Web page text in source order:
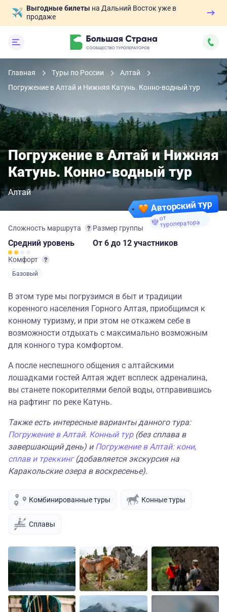
Выгодные билеты на Дальний Восток уже в
продаже
Главная Туры по России
Алтай
Погружение в Алтай и Нижняя Катунь. Конно-водный тур
Авторский тур
от
туроператора
Погружение в Алтай и Нижняя
Катунь. Конно-водный тур
Алтай
Сложность маршрута
Средний уровень
Комфорт
Базовый
Размер группы
От 6 до 12 участников
В этом туре мы погрузимся в быт и традиции
коренного населения Горного Алтая, приобщимся к
конному туризму, и при этом не откажем себе в
возможности отдыхать с максимально возможным
для конного тура комфортом.
А после неспешного общения с алтайскими
лошадками гостей Алтая ждет всплеск адреналина,
вы станете покорителями белой воды, отправившись
на рафтинг по реке Катунь.
Также есть интересные варианты данного тура:
Погружение в Алтай. Конный тур(без сплава в
завершающий день) и Погружение в Алтай: кони,
сплав и треккинг(добавляется экскурсия на
Каракольские озера в воскресенье).
Комбинированные туры Конные туры
Сплавы